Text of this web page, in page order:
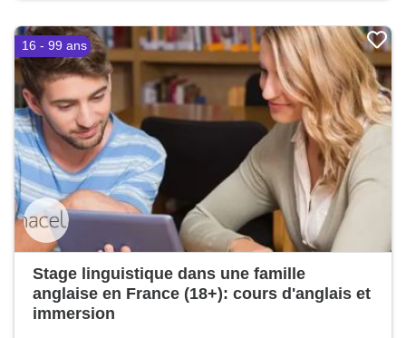
16 - 99 ans
Stage linguistique dans une famille
anglaise en France (18+): cours d'anglais et
immersion